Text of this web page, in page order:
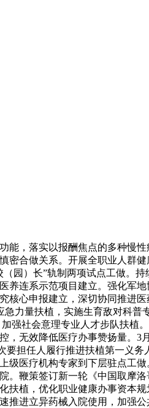
，落实以报酬焦点的多种慢性
密合做关系。开展全职业人群
园）长”轨制两项试点工做。
养连系示范项目建立。强化军
核心申报建立，深切协同推进
力量扶植，实施生育敌对科普
强社会意理专业人才步队扶植
无效降低医疗办事赞扬量。3
担任人履行推进扶植第一义务
级医疗机构专家到下层驻点工
。鞭策签订新一轮《中国取摩
扶植，优化职业健康办事资本
进立异药械入院使用，加强公